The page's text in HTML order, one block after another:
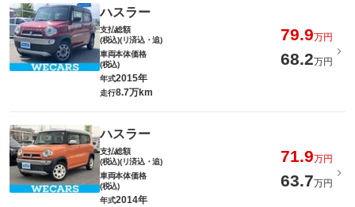
ハスラー
支払総額
(税込)(リ済込・追)
79.9万円
車両本体価格
(税込)
68.2万円
年式2015年
走行8.7万km
ハスラー
支払総額
(税込)(リ済込・追)
71.9万円
車両本体価格
(税込)
63.7万円
年式2014年